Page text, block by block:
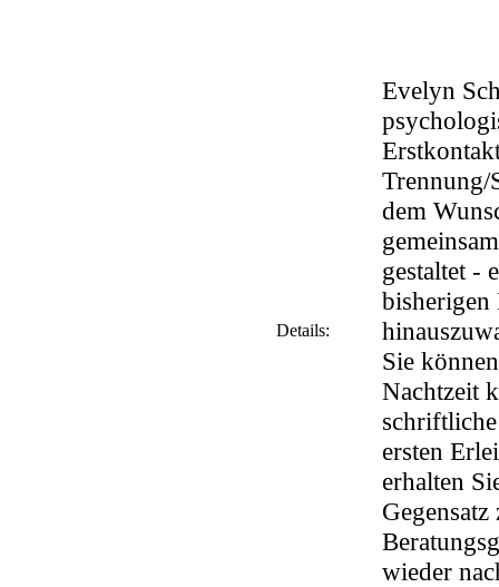
Details:
Evelyn
dem
gestaltet -
bisherigen
Sie
Nachtzeit
ersten
erhalten
wieder